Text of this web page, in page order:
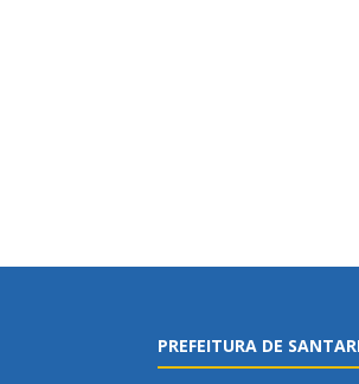
PREFEITURA DE